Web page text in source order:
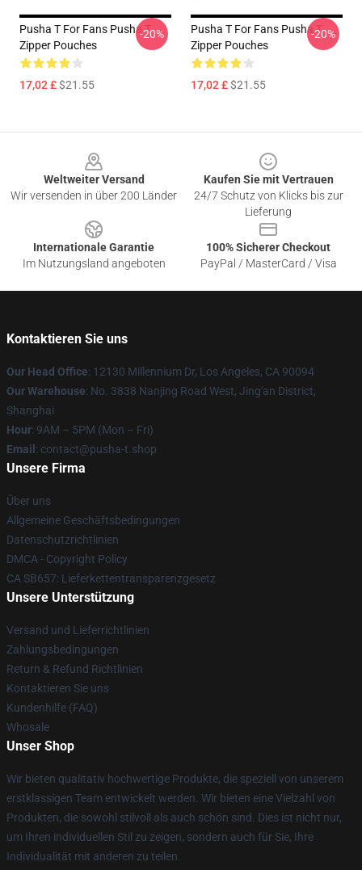
Pusha T For Fans Pusha T
Zipper Pouches
17,02 £$21.55
-20%
Pusha T For Fans Pusha T
Zipper Pouches
17,02 £$21.55
-20%
Weltweiter Versand
Wir versenden in über 200 Länder
Kaufen Sie mit Vertrauen
24/7 Schutz von Klicks bis zur
Lieferung
Internationale Garantie
Im Nutzungsland angeboten
100% Sicherer Checkout
PayPal / MasterCard / Visa
Kontaktieren Sie uns
Our Head Office: 12130 Millennium Dr, Los Angeles, CA 90094
Our Warehouse: No. 3838 Nanjing Road West, Jing'an District,
Shanghai
Hour: 9AM – 5PM (Mon – Fri)
Email : contact@pusha-t.shop
Unsere Firma
Über uns
Allgemeine Geschäftsbedingungen
Datenschutzrichtlinien
DMCA - Copyright Policy
CA SB657: Lieferkettentransparenzgesetz
Unsere Unterstützung
Versand und Lieferrichtlinien
Zahlungsbedingungen
Return & Refund Richtlinien
Kontaktieren Sie uns
Kundenhilfe (FAQ)
Whosale
Unser Shop
Wir bieten qualitativ hochwertige Produkte, die speziell von unserem
erstklassigen Team entwickelt werden. Wir bieten eine Vielzahl von
Produkten, die sowohl stilvoll als auch schön sind. Dies ist nicht nur,
um Ihren individuellen Stil zu zeigen, sondern auch für Sie, Ihre
Individualität mit anderen zu teilen.